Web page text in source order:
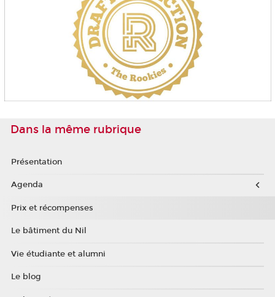
Dans la même rubrique
Présentation
Agenda
Prix et récompenses
Le bâtiment du Nil
Vie étudiante et alumni
Le blog